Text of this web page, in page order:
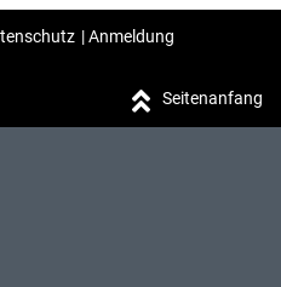
|Anmeldung
Seitenanfang